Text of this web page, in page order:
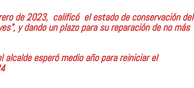
de 2023, calificó el estado de conservación del
y dando un plazo para su reparación de no más
esperó medio año para reiniciar el